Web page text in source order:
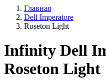
Главная
Dell Imperatore
Roseton Light
Infinity Dell
Roseton Light